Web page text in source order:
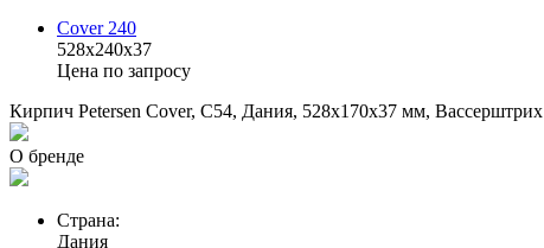
Cover 240
528x240x37
Цена по запросу
Кирпич Petersen Cover, C54, Дания, 528x170x37 мм, Вассерштрих
О бренде
Страна:
Дания